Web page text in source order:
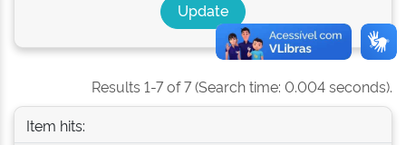
Results 1-7 of 7 (Search time: 0.004 seconds).
Item hits: